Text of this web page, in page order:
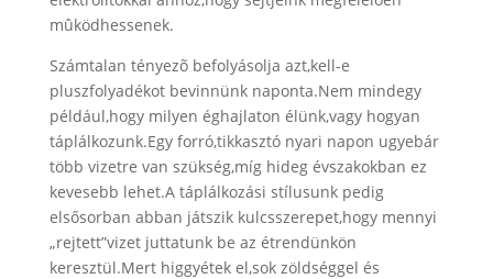
mûködhessenek.
Számtalan tényezõ befolyásolja azt,kell-e
pluszfolyadékot bevinnünk naponta.Nem mindegy
például,hogy milyen éghajlaton élünk,vagy hogyan
táplálkozunk.Egy forró,tikkasztó nyari napon ugyebár
több vizetre van szükség,míg hideg évszakokban ez
kevesebb lehet.A táplálkozási stílusunk pedig
elsősorban abban játszik kulcsszerepet,hogy mennyi
„rejtett”vizet juttatunk be az étrendünkön
keresztül.Mert higgyétek el,sok zöldséggel és